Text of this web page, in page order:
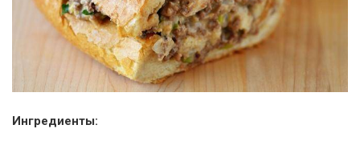
Ингредиенты: